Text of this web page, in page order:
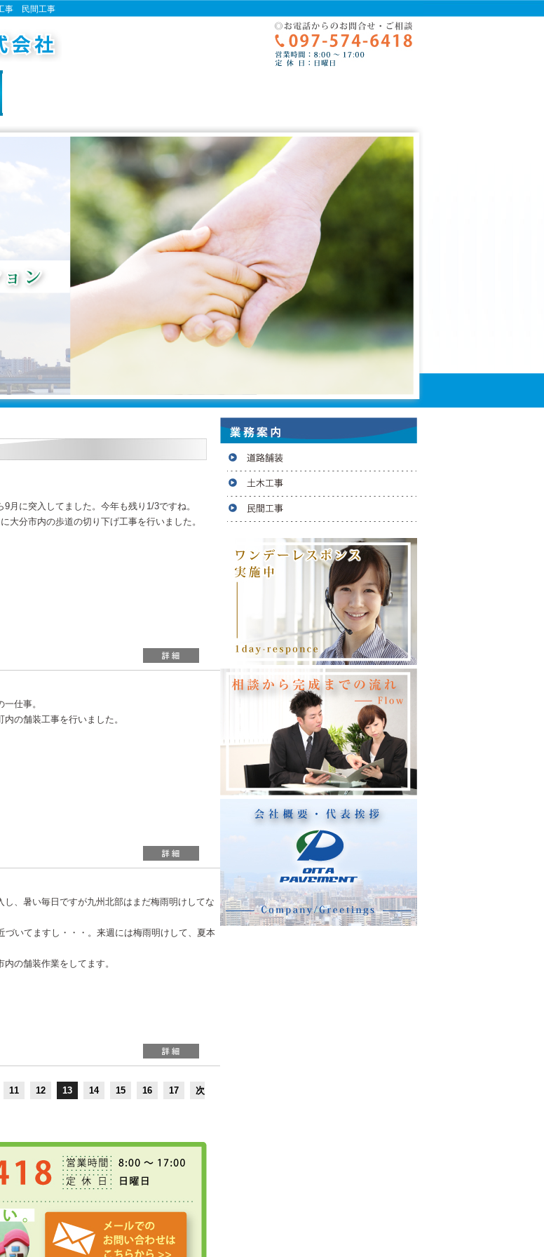
工事 民間工事
9月に突入してました。今年も残り1/3ですね。
大分市内の歩道の切り下げ工事を行いました。
仕事。
内の舗装工事を行いました。
し、暑い毎日ですが九州北部はまだ梅雨明けしてな
づいてますし・・・。来週には梅雨明けして、夏本
内の舗装作業をしてます。
11 12 13 14 15 16 17
次